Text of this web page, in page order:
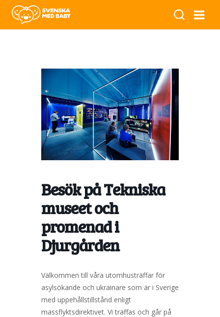
Besök på Tekniska
museet och
promenad i
Djurgården
Välkommen till våra utomhusträffar för
asylsökande och ukrainare som är i Sverige
med uppehållstillstånd enligt
massflyktsdirektivet. Vi träffas och går på